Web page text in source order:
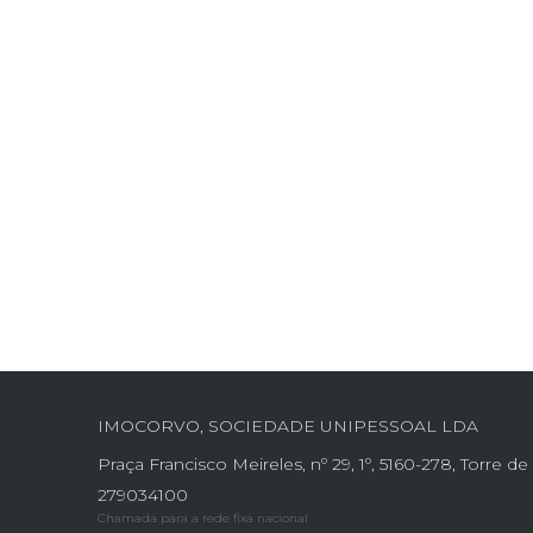
IMOCORVO, SOCIEDADE UNIPESSOAL LDA
Praça Francisco Meireles, nº 29, 1º, 5160-278, Torre
279034100
Chamada para a rede fixa nacional